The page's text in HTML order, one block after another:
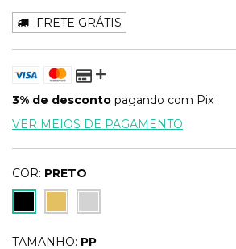
FRETE GRÁTIS
3% de desconto pagando com Pix
VER MEIOS DE PAGAMENTO
COR: PRETO
TAMANHO: PP